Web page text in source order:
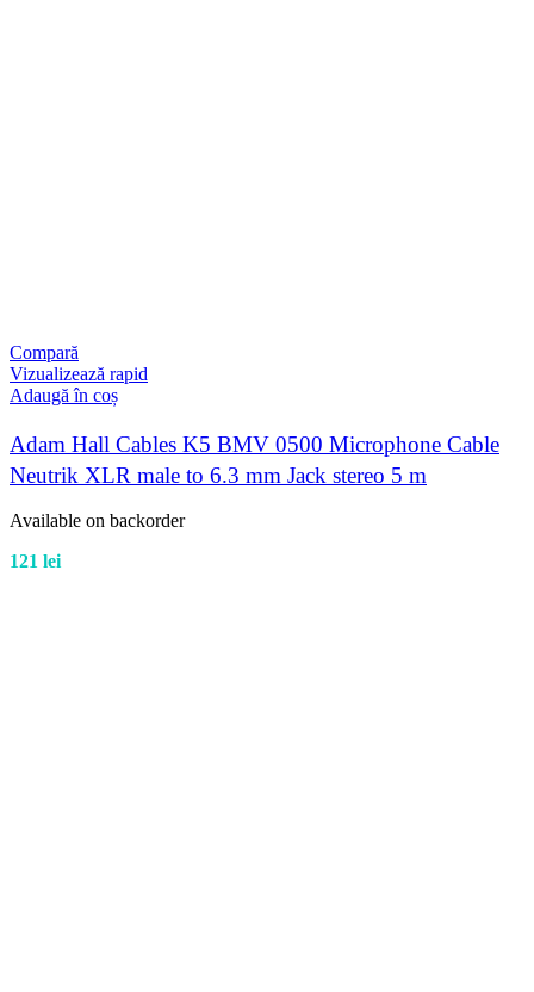
Compară
Vizualizează rapid
Adaugă în coș
Adam Hall Cables K5 BMV 0500 Microphone Cable
Neutrik XLR male to 6.3 mm Jack stereo 5 m
Available on backorder
121 lei